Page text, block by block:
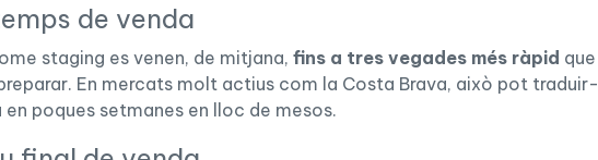
de venda
staging es venen, de mitjana, fins a tres vegades més ràpid que
En mercats molt actius com la Costa Brava, això pot traduir-
poques setmanes en lloc de mesos.